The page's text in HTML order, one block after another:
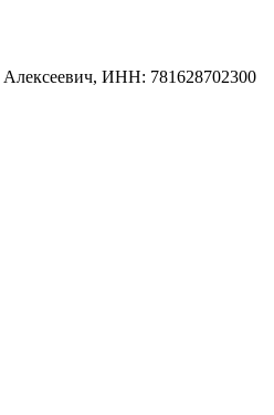
ИНН: 781628702300